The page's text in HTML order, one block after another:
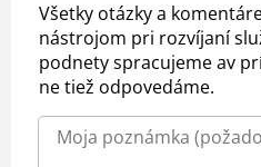
Všetky otázky a
nástrojom pri rozvíjaní
podnety spracujeme av
ne tiež odpovedáme.